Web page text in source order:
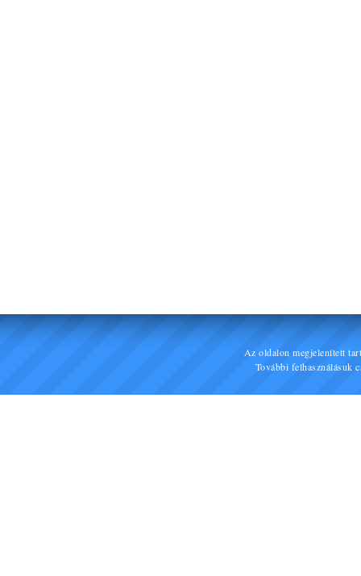
Az oldalon megjelenített
További felhasználásuk